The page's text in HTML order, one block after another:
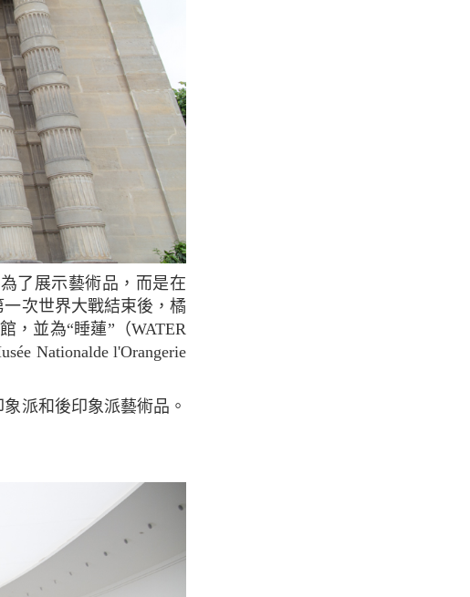
次世界大戰結束後，橘
，並為“睡蓮”（WATER
Nationalde l'Orangerie